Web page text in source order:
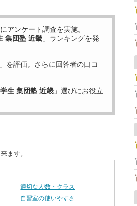
アンケート調査を実施。
集団塾 近畿 」ランキングを発
」を評価。さらに回答者の口コ
生 集団塾 近畿 」選びにお役立
ます。
適切な人数・クラス
自習室の使いやすさ